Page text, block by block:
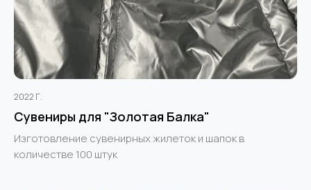
2022 Г.
Сувениры для "Золотая Балка"
Изготовление сувенирных жилеток и шапок в
количестве 100 штук